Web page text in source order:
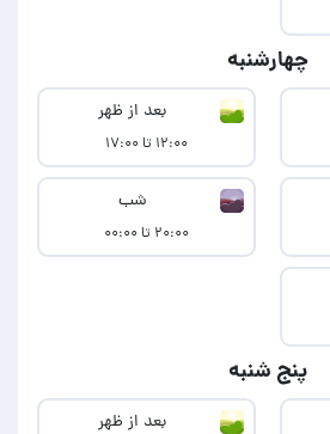
چهارشنبه
بعد از ظهر
۱۲:۰۰ تا ۱۷:۰۰
شب
۲۰:۰۰ تا ۰۰:۰۰
پنج شنبه
بعد از ظهر